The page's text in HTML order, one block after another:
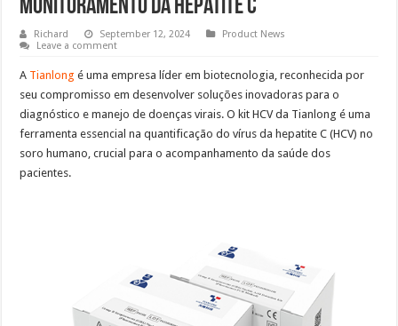
Monitoramento da Hepatite C
Richard September 12, 2024
Product News
Leave a comment
A Tianlong é uma empresa líder em biotecnologia, reconhecida por
seu compromisso em desenvolver soluções inovadoras para o
diagnóstico e manejo de doenças virais. O kit HCV da Tianlong é uma
ferramenta essencial na quantificação do vírus da hepatite C (HCV) no
soro humano, crucial para o acompanhamento da saúde dos
pacientes.